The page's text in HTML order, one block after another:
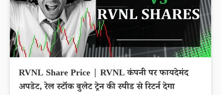
RVNL Share Price | RVNL कंपनी पर फायदेमंद
अपडेट, रेल स्टॉक बुलेट ट्रेन की स्पीड से रिटर्न देगा